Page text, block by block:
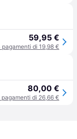
59,95 €
pagamenti di 19,98 €
80,00 €
pagamenti di 26,66 €